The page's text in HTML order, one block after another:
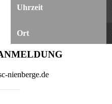
Uhrzeit
Ort
nienberge.de